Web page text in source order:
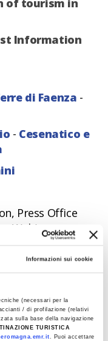
Informazioni sui cookie
(necessari per la
/ di profilazione (relativi
sulla base della navigazione
TURISTICA
. Puoi accettare
of tourism in
Information
di Faenza -
- Cesenatico e
Press Office
Web)